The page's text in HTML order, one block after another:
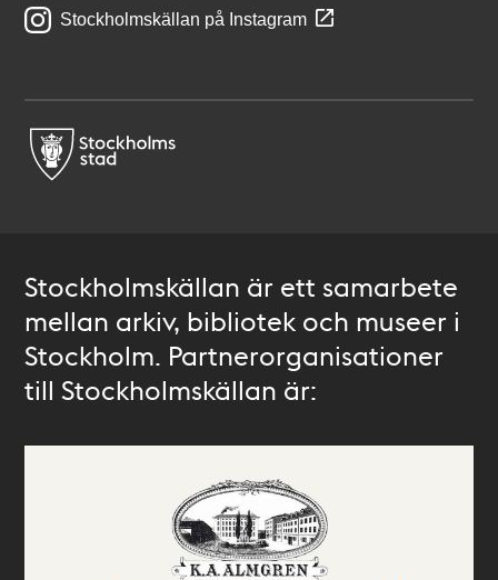
Stockholmskällan på Instagram
Stockholmskällan är ett samarbete
mellan arkiv, bibliotek och museer i
Stockholm. Partnerorganisationer
till Stockholmskällan är: